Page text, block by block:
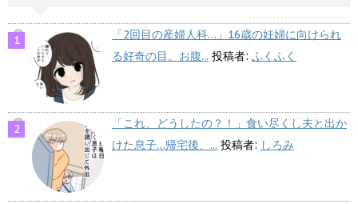
「2回目の産婦人科…」16歳の妊婦に向けられ
る好奇の目。お腹... 投稿者: ふくふく
「これ、どうしたの？！」食い尽くし夫と出か
けた息子…帰宅後、... 投稿者: しろみ